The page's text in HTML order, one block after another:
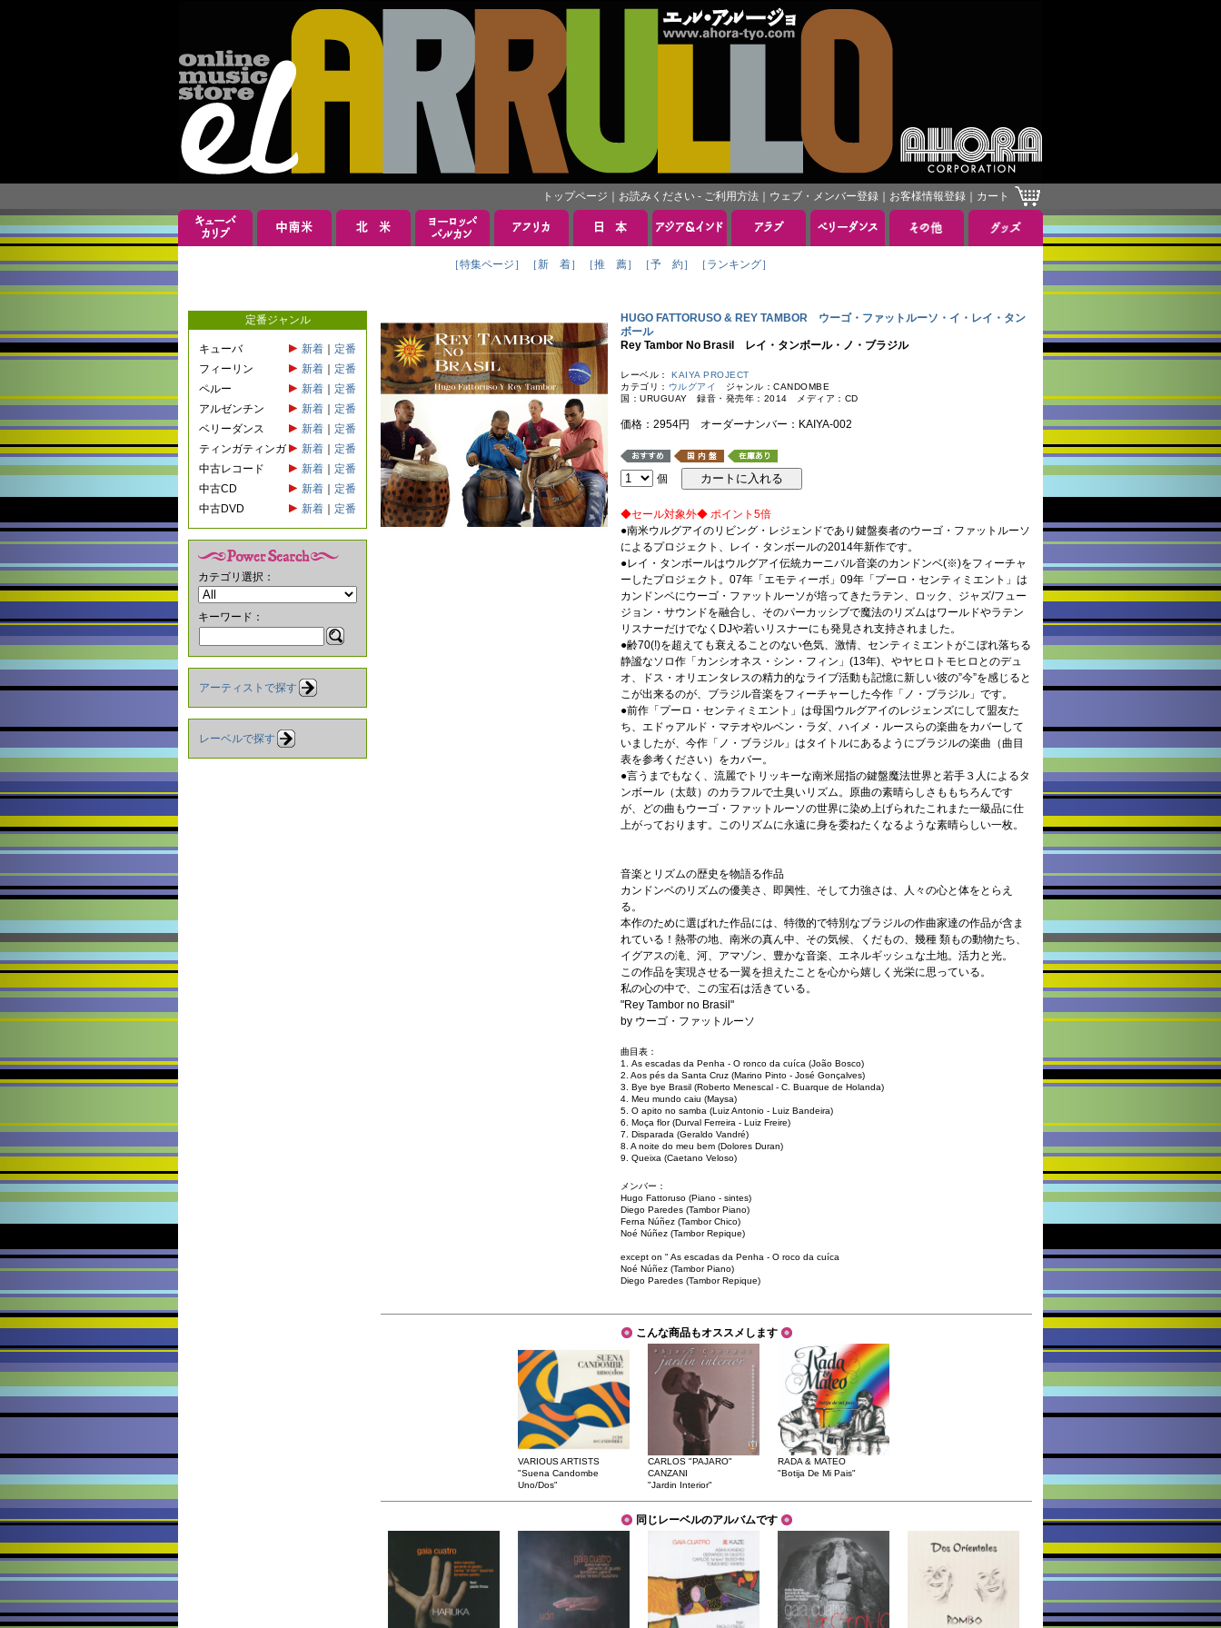
トップページ お読みください - ご利用方法 ウェブ・メンバー登録 お客様情報登録 カート
［特集ページ］ ［新 着］ ［推 薦］ ［予 約］ ［ランキング］
定番ジャンル
キューバ 新着
定番
フィーリン
新着
定番
ペルー
新着
定番
アルゼンチン
新着
定番
ベリーダンス
新着
定番
ティンガティンガ
新着
定番
中古レコード
新着
定番
中古CD
新着
定番
中古DVD
新着 定番
カテゴリ選択：
キーワード：
アーティストで探す
レーベルで探す
HUGO FATTORUSO & REY TAMBOR ウーゴ・ファットルーソ・イ・レイ・タン
ボール
Rey Tambor No Brasil レイ・タンボール・ノ・ブラジル
レーベル： KAIYA PROJECT
カテゴリ： ウルグアイ
ジャンル：CANDOMBE
国：URUGUAY 録音・発売年：2014 メディア：CD
価格：2954円 オーダーナンバー：KAIYA-002
個
◆セール対象外◆ ポイント5倍
●南米ウルグアイのリビング・レジェンドであり鍵盤奏者のウーゴ・ファットルーソ
によるプロジェクト、レイ・タンボールの2014年新作です。
●レイ・タンボールはウルグアイ伝統カーニバル音楽のカンドンベ(※)をフィーチャ
ーしたプロジェクト。07年「エモティーボ」09年「プーロ・センティミエント」は
カンドンベにウーゴ・ファットルーソが培ってきたラテン、ロック、ジャズ/フュー
ジョン・サウンドを融合し、そのパーカッシブで魔法のリズムはワールドやラテン
リスナーだけでなくDJや若いリスナーにも発見され支持されました。
●齢70(!)を超えても衰えることのない色気、激情、センティミエントがこぼれ落ちる
静謐なソロ作「カンシオネス・シン・フィン」(13年)、やヤヒロトモヒロとのデュ
オ、ドス・オリエンタレスの精力的なライブ活動も記憶に新しい彼の”今”を感じると
こが出来るのが、ブラジル音楽をフィーチャーした今作「ノ・ブラジル」です。
●前作「プーロ・センティミエント」は母国ウルグアイのレジェンズにして盟友た
ち、エドゥアルド・マテオやルベン・ラダ、ハイメ・ルースらの楽曲をカバーして
いましたが、今作「ノ・ブラジル」はタイトルにあるようにブラジルの楽曲（曲目
表を参考ください）をカバー。
●言うまでもなく、流麗でトリッキーな南米屈指の鍵盤魔法世界と若手３人によるタ
ンボール（太鼓）のカラフルで土臭いリズム。原曲の素晴らしさももちろんです
が、どの曲もウーゴ・ファットルーソの世界に染め上げられたこれまた一級品に仕
上がっております。このリズムに永遠に身を委ねたくなるような素晴らしい一枚。
音楽とリズムの歴史を物語る作品
カンドンベのリズムの優美さ、即興性、そして力強さは、人々の心と体をとらえ
る。
本作のために選ばれた作品には、特徴的で特別なブラジルの作曲家達の作品が含ま
れている！熱帯の地、南米の真ん中、その気候、くだもの、幾種 類もの動物たち、
イグアスの滝、河、アマゾン、豊かな音楽、エネルギッシュな土地。活力と光。
この作品を実現させる一翼を担えたことを心から嬉しく光栄に思っている。
私の心の中で、この宝石は活きている。
"Rey Tambor no Brasil"
by ウーゴ・ファットルーソ
曲目表：
1. As escadas da Penha - O ronco da cuíca (João Bosco)
2. Aos pés da Santa Cruz (Marino Pinto - José Gonçalves)
3. Bye bye Brasil (Roberto Menescal - C. Buarque de Holanda)
4. Meu mundo caiu (Maysa)
5. O apito no samba (Luiz Antonio - Luiz Bandeira)
6. Moça flor (Durval Ferreira - Luiz Freire)
7. Disparada (Geraldo Vandré)
8. A noite do meu bem (Dolores Duran)
9. Queixa (Caetano Veloso)
メンバー：
Hugo Fattoruso (Piano - sintes)
Diego Paredes (Tambor Piano)
Ferna Núñez (Tambor Chico)
Noé Núñez (Tambor Repique)
except on " As escadas da Penha - O roco da cuíca
Noé Núñez (Tambor Piano)
Diego Paredes (Tambor Repique)
こんな商品もオススメします
VARIOUS ARTISTS
"Suena Candombe
Uno/Dos"
CARLOS "PAJARO"
CANZANI
"Jardin Interior"
RADA & MATEO
"Botija De Mi Pais"
同じレーベルのアルバムです